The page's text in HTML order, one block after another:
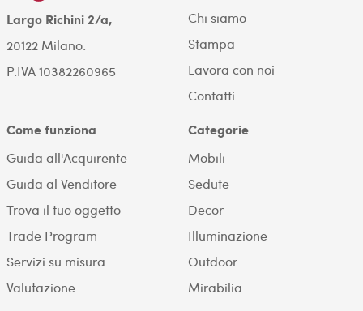
Largo Richini 2/a,
20122 Milano.
P.IVA 10382260965
Chi siamo
Stampa
Lavora con noi
Contatti
Come funziona
Guida all'Acquirente
Guida al Venditore
Trova il tuo oggetto
Trade Program
Servizi su misura
Valutazione
Categorie
Mobili
Sedute
Decor
Illuminazione
Outdoor
Mirabilia